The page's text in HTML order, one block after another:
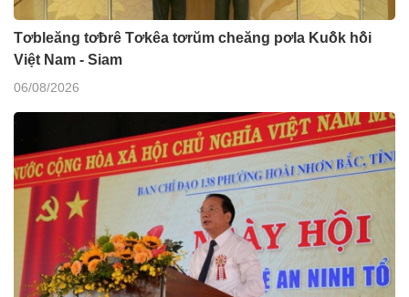
Tơbleăng tơƀrê Tơkêa tơrŭm cheăng pơla Kuô̆k hô̆i
Việt Nam - Siam
06/08/2026